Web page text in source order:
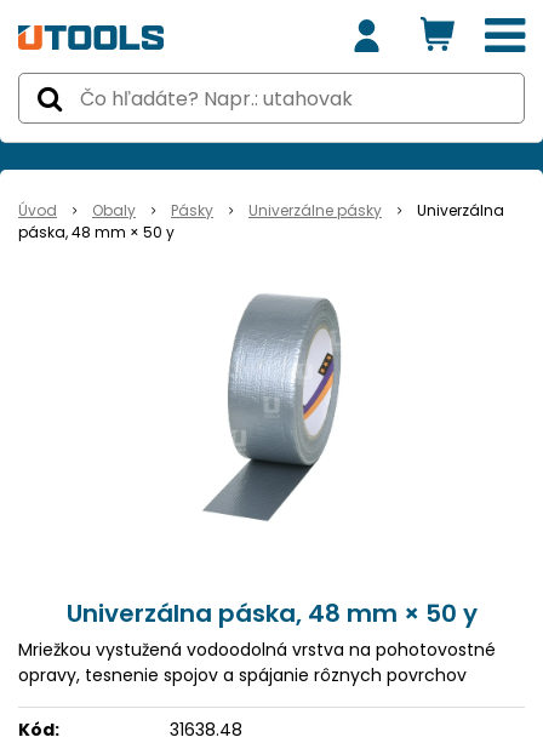
Úvod Obaly Pásky Univerzálne pásky
Univerzálna
páska, 48 mm × 50 y
Univerzálna páska, 48 mm × 50 y
Mriežkou vystužená vodoodolná vrstva na pohotovostné
opravy, tesnenie spojov a spájanie rôznych povrchov
Kód:
31638.48